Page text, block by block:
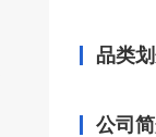
品类
公司